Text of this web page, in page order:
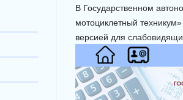
В Государственном
мотоциклетный
версией для